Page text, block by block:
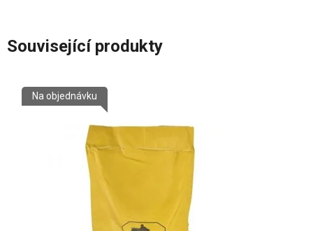
Související produkty
Na objednávku